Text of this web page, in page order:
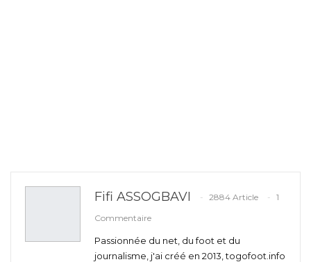
Fifi ASSOGBAVI 2884 Article
1
Commentaire
Passionnée du net, du foot et du
journalisme, j'ai créé en 2013, togofoot.info